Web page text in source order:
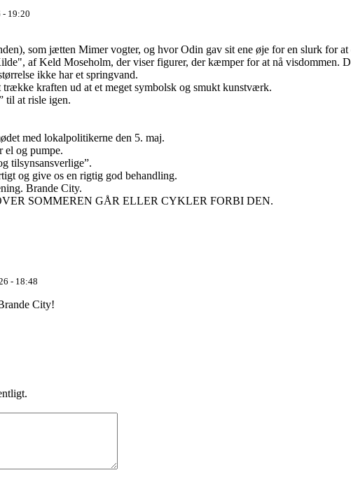
- 19:20
som jætten Mimer vogter, og hvor Odin gav sit ene øje for en slurk for at
af Keld Moseholm, der viser figurer, der kæmper for at nå visdommen.
ikke har et springvand.
trække kraften ud at et meget symbolsk og smukt kunstværk.
til at risle igen.
med lokalpolitikerne den 5. maj.
el og pumpe.
tilsynsansverlige”.
og give os en rigtig god behandling.
Brande City.
SOMMEREN GÅR ELLER CYKLER FORBI DEN.
- 18:48
City!